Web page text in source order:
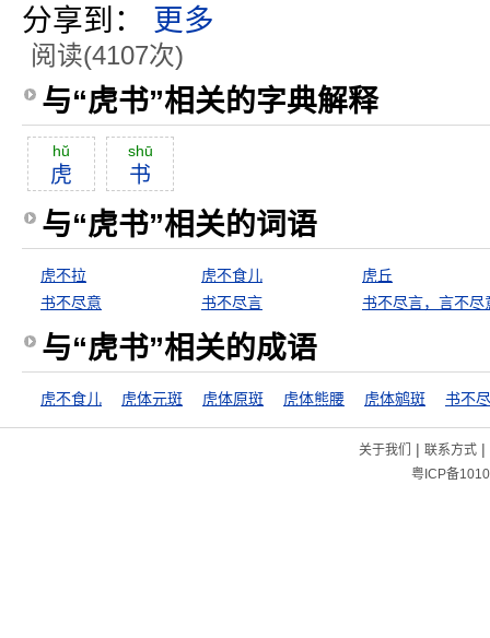
分享到： 更多
阅读(4107次)
与“虎书”相关的字典解释
hŭ
虎
shū
书
与“虎书”相关的词语
虎不拉 虎不食儿
虎丘
书不尽意
书不尽言 书不尽言，言不尽
与“虎书”相关的成语
虎不食儿 虎体元斑 虎体原斑 虎体熊腰 虎体鹓斑 书不
关于我们 | 联系方式|
粤ICP备